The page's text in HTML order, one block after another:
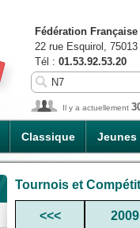
Classique Jeunes
Fédération
22 rue Esquirol, 75013
Tél : 01.53.92.53.20
Il y a actuellement
Tournois et
<<< 2009